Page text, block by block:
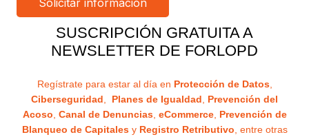
SUSCRIPCIÓN GRATUITA A
NEWSLETTER DE FORLOPD
Regístrate para estar al día en Protección de Datos,
Ciberseguridad, Planes de Igualdad, Prevención del
Acoso, Canal de Denuncias, eCommerce, Prevención de
Blanqueo de Capitalesy Registro Retributivo, entre otras